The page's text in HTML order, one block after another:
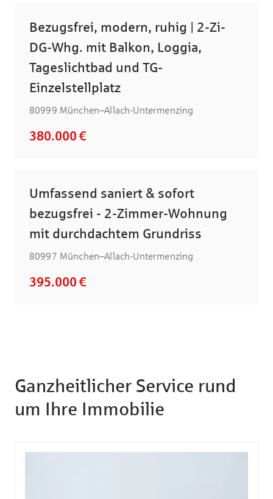
Bezugsfrei, modern, ruhig | 2-Zi-
DG-Whg. mit Balkon, Loggia,
Tageslichtbad und TG-
Einzelstellplatz
80999 München–Allach-Untermenzing
380.000 €
Umfassend saniert & sofort
bezugsfrei - 2-Zimmer-Wohnung
mit durchdachtem Grundriss
80997 München–Allach-Untermenzing
395.000 €
Ganzheitlicher Service rund
um Ihre Immobilie